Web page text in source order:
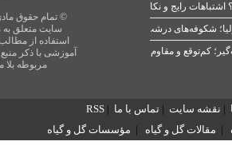
© تمام حقوق
سایت متعلق
استفاده از
آموزشی با ذکر
مربوطه بلا
رایج و نکات طلایی
شکوفه‌های درشت در بهار
| نقشه سایت | تماس با ما |
RSS
| مقالات گل و گیاه | مؤسسات گل و گیاه